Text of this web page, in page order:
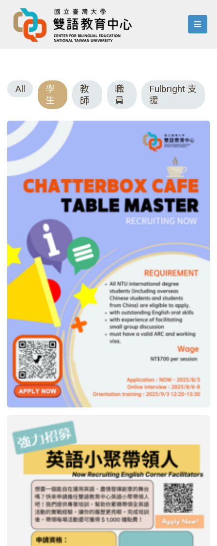
menu
All
學
生
教
師
職
員
Fulbright 支
援